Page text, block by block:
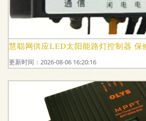
慧聪网供应LED太阳能路灯控制器 保
更新时间：2026-08-06 16:20:16